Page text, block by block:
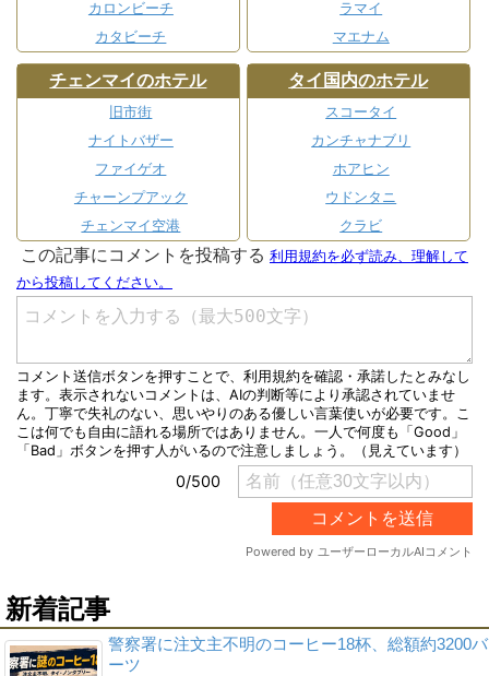
カロンビーチ
カタビーチ
ラマイ
マエナム
チェンマイのホテル
旧市街
ナイトバザー
ファイゲオ
チャーンプアック
チェンマイ空港
タイ国内のホテル
スコータイ
カンチャナブリ
ホアヒン
ウドンタニ
クラビ
新着記事
警察署に注文主不明のコーヒー18杯、総額約3200バ
ーツ